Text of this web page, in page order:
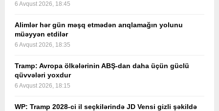
6 Avqust 2026, 18:45
Alimlər hər gün məşq etmədən arıqlamağın yolunu
müəyyən etdilər
6 Avqust 2026, 18:35
Tramp: Avropa ölkələrinin ABŞ-dan daha üçün güclü
qüvvələri yoxdur
6 Avqust 2026, 18:15
WP: Tramp 2028-ci il seçkilərində JD Vensi gizli şəkildə